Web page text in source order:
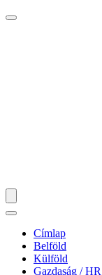
Címlap
Belföld
Külföld
Gazdaság / HR